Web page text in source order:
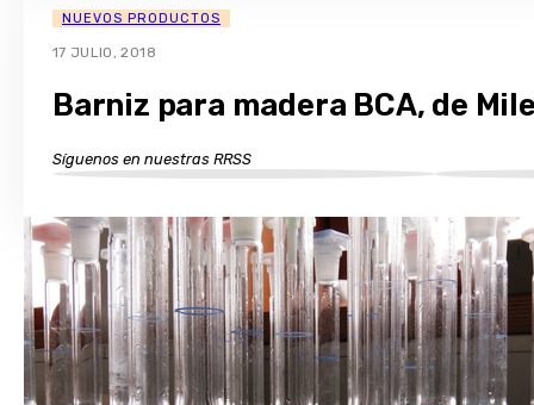
NUEVOS PRODUCTOS
17 JULIO, 2018
Barniz para madera BCA, de
Síguenos en nuestras RRSS